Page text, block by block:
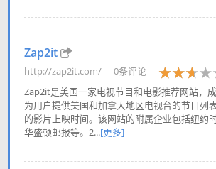
Zap2it
http://zap2it.com/ 0条评论
Zap2it是美国一家电视节目和电影推荐网站，
为用户提供美国和加拿大地区电视台的节目列
的影片上映时间。该网站的附属企业包括纽约
华盛顿邮报等。2...[更多]